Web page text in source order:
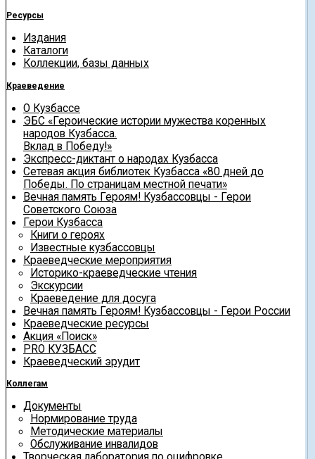
Ресурсы
Издания
Каталоги
Коллекции, базы данных
Краеведение
О Кузбассе
ЭБС «Героические истории мужества коренных
народов Кузбасса.
Вклад в Победу!»
Экспресс-диктант о народах Кузбасса
Сетевая акция библиотек Кузбасса «80 дней до
Победы. По страницам местной печати»
Вечная память Героям! Кузбассовцы - Герои
Советского Союза
Герои Кузбасса
Книги о героях
Известные кузбассовцы
Краеведческие мероприятия
Историко-краеведческие чтения
Экскурсии
Краеведение для досуга
Вечная память Героям! Кузбассовцы - Герои России
Краеведческие ресурсы
Акция «Поиск»
PRO КУЗБАСС
Краеведческий эрудит
Коллегам
Документы
Нормирование труда
Методические материалы
Обслуживание инвалидов